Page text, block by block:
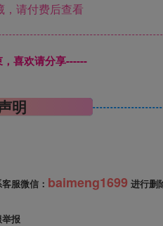
，请付费后查看
喜欢请分享------
明
服微信： baimeng1699 进行删
报